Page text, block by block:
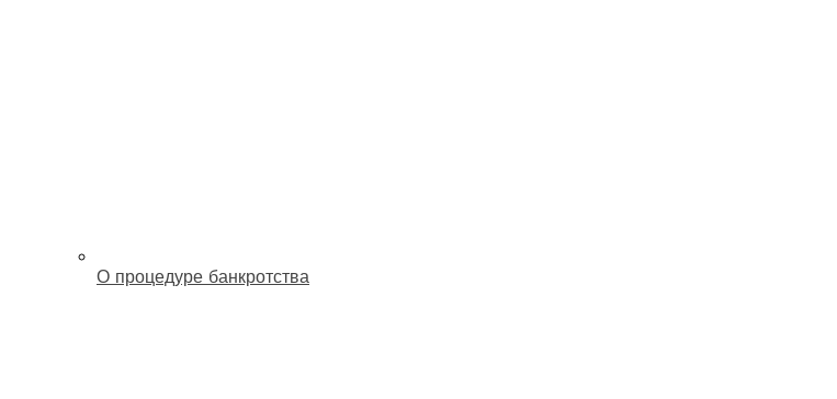
О процедуре банкротства